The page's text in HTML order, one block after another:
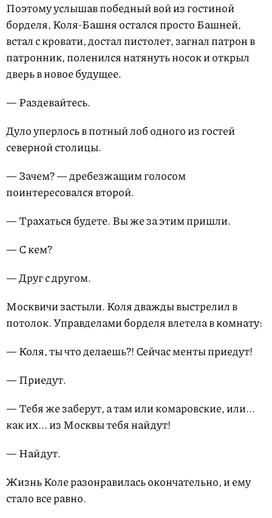
Поэтому услышав победный вой из гостиной
борделя, Коля-Башня остался просто Башней,
встал с кровати, достал пистолет, загнал патрон в
патронник, поленился натянуть носок и открыл
дверь в новое будущее.
— Раздевайтесь.
Дуло уперлось в потный лоб одного из гостей
северной столицы.
— Зачем? — дребезжащим голосом
поинтересовался второй.
— Трахаться будете. Вы же за этим пришли.
— С кем?
— Друг с другом.
Москвичи застыли. Коля дважды выстрелил в
потолок. Управделами борделя влетела в комнату:
— Коля, ты что делаешь?! Сейчас менты приедут!
— Приедут.
— Тебя же заберут, а там или комаровские, или...
как их... из Москвы тебя найдут!
— Найдут.
Жизнь Коле разонравилась окончательно, и ему
стало все равно.